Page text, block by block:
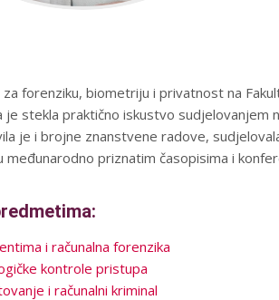
za forenziku, biometriju i privatnost na
stekla praktično iskustvo sudjelovanjem
je i brojne znanstvene radove,
međunarodno priznatim časopisima i
i računalna forenzika
kontrole pristupa
i računalni kriminal